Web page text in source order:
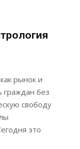
рынок и
граждан без
свободу
это